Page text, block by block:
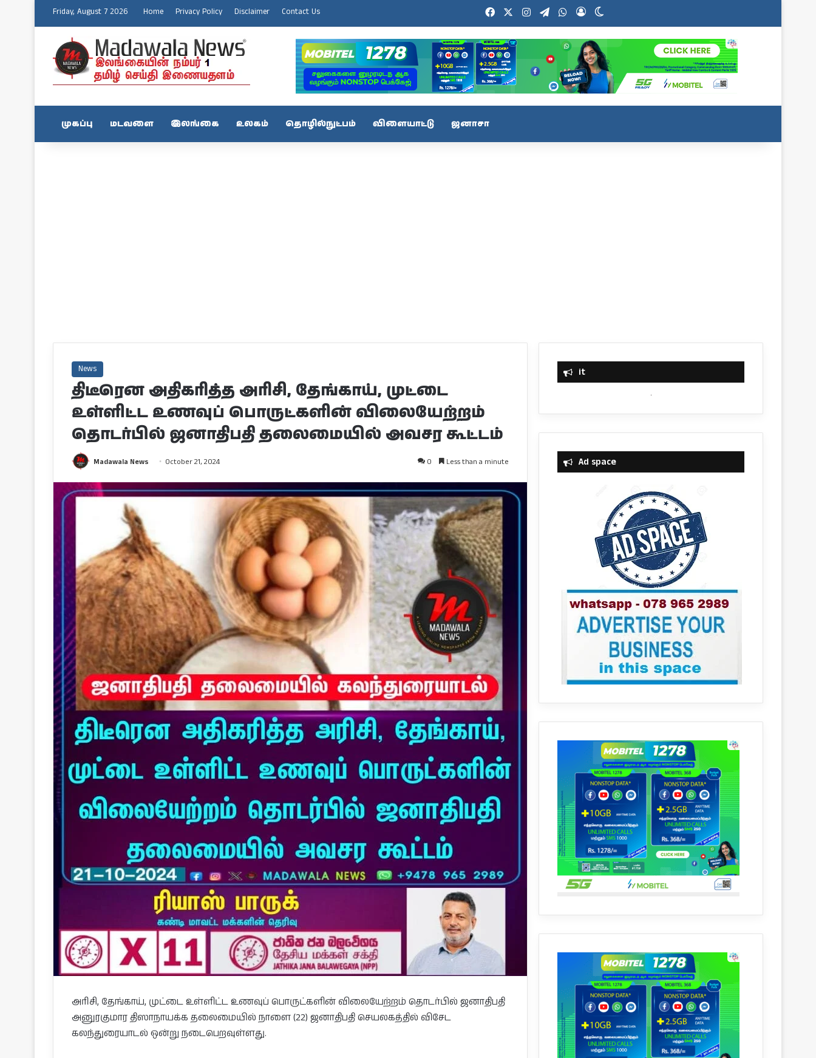
Friday, August 7 2026 Home Privacy Policy Disclaimer Contact Us FacebookInstagramTelegramWhatsApp
Log In
முகப்பு மடவளை இலங்கை உலகம் தொழில்நுட்பம் விளையாட்டு ஜனாசா
News
திடீரென அதிகரித்த அரிசி, தேங்காய், முட்டை
உள்ளிட்ட உணவுப் பொருட்களின் விலையேற்றம்
தொடர்பில் ஜனாதிபதி தலைமையில் அவசர கூட்டம்
Madawala News October 21, 2024 0 Less than a minute
அரிசி, தேங்காய், முட்டை உள்ளிட்ட உணவுப் பொருட்களின் விலையேற்றம் தொடர்பில் ஜனாதிபதி
அனுரகுமார திஸாநாயக்க தலைமையில் நாளை (22) ஜனாதிபதி செயலகத்தில் விசேட
கலந்துரையாடல் ஒன்று நடைபெறவுள்ளது.
it
Ad space